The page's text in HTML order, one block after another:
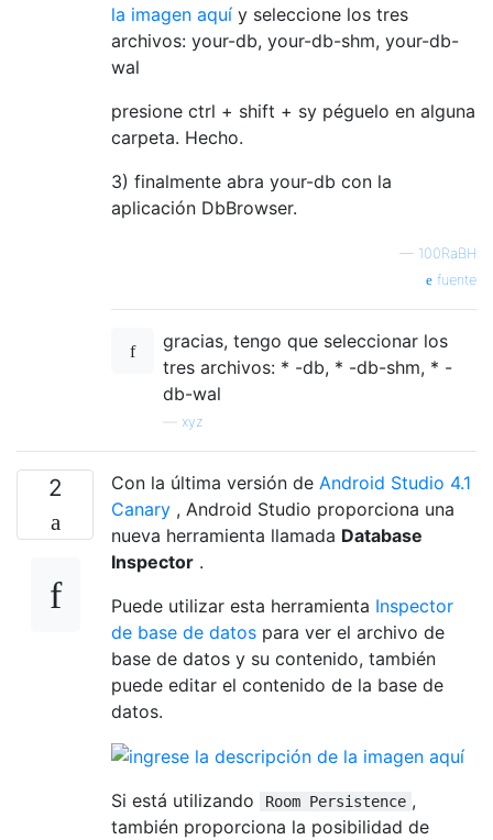
la imagen aquí y seleccione los tres
archivos: your-db, your-db-shm, your-db-
wal
presione ctrl + shift + sy péguelo en alguna
carpeta. Hecho.
3) finalmente abra your-db con la
aplicación DbBrowser.
— 100RaBH
fuente
gracias, tengo que seleccionar los
tres archivos: * -db, * -db-shm, * -
db-wal
xyz
2 Con la última versión de Android Studio 4.1
Canary , Android Studio proporciona una
nueva herramienta llamada Database
Inspector .
Puede utilizar esta herramienta Inspector
de base de datos para ver el archivo de
base de datos y su contenido, también
puede editar el contenido de la base de
datos.
Si está utilizando Room Persistence ,
también proporciona la posibilidad de